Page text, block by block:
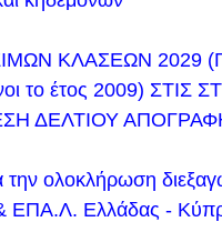
και
από το
ΚΛΑΣΗΣ 2027
Επιτροπών για έκδοση
ΚΛΑΣΕΩΝ 2029
το έτος 2009) ΣΤΙΣ
ΔΕΛΤΙΟΥ
την ολοκλήρωση
ΕΠΑ.Λ. Ελλάδας -